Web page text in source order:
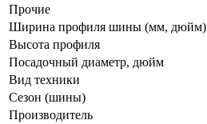
Прочие
Ширина профиля шины (мм, дюйм)
Высота профиля
Посадочный диаметр, дюйм
Вид техники
Сезон (шины)
Производитель